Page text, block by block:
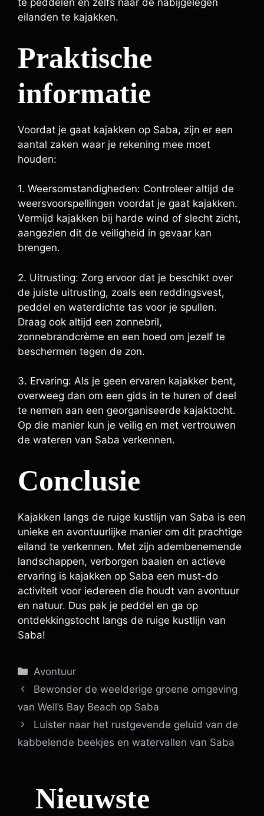
te peddelen en zelfs naar de nabijgelegen
eilanden te kajakken.
Praktische
informatie
Voordat je gaat kajakken op Saba, zijn er een
aantal zaken waar je rekening mee moet
houden:
1. Weersomstandigheden: Controleer altijd de
weersvoorspellingen voordat je gaat kajakken.
Vermijd kajakken bij harde wind of slecht zicht,
aangezien dit de veiligheid in gevaar kan
brengen.
2. Uitrusting: Zorg ervoor dat je beschikt over
de juiste uitrusting, zoals een reddingsvest,
peddel en waterdichte tas voor je spullen.
Draag ook altijd een zonnebril,
zonnebrandcrème en een hoed om jezelf te
beschermen tegen de zon.
3. Ervaring: Als je geen ervaren kajakker bent,
overweeg dan om een gids in te huren of deel
te nemen aan een georganiseerde kajaktocht.
Op die manier kun je veilig en met vertrouwen
de wateren van Saba verkennen.
Conclusie
Kajakken langs de ruige kustlijn van Saba is een
unieke en avontuurlijke manier om dit prachtige
eiland te verkennen. Met zijn adembenemende
landschappen, verborgen baaien en actieve
ervaring is kajakken op Saba een must-do
activiteit voor iedereen die houdt van avontuur
en natuur. Dus pak je peddel en ga op
ontdekkingstocht langs de ruige kustlijn van
Saba!
Categorieën
Avontuur
Bewonder de weelderige groene omgeving
van Well’s Bay Beach op Saba
Luister naar het rustgevende geluid van de
kabbelende beekjes en watervallen van Saba
Nieuwste